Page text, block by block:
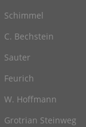
Schimmel
C. Bechstein
Sauter
Feurich
W. Hoffmann
Grotrian Steinweg